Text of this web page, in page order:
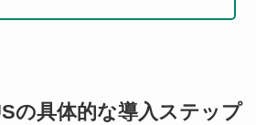
の具体的な導入ステップ